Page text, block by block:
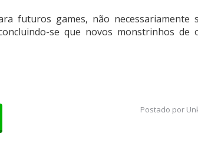
futuros games, não necessariamente
se que novos monstrinhos de
Postado por